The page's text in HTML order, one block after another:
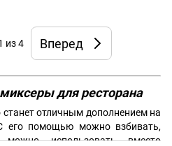
из 4 Вперед
для ресторана
станет отличным дополнением на
его помощью можно взбивать,
можно использовать вместо